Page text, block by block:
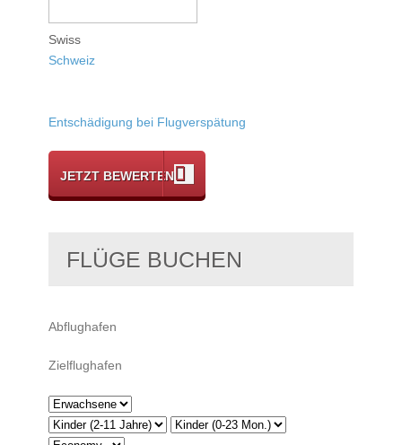
Swiss
Schweiz
Entschädigung bei Flugverspätung
JETZT BEWERTEN
FLÜGE BUCHEN